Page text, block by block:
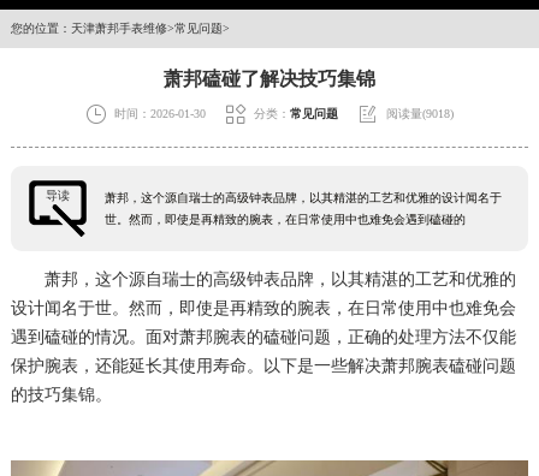
天津市和平区赤峰道136号天津国际金融中心写字楼26层2603室（需提前预约）
节假日正常营业！
您的位置： 天津萧邦手表维修>常见问题>
萧邦磕碰了解决技巧集锦
 时间：2026-01-30  分类： 常见问题  阅读量(9018)
导读
萧邦，这个源自瑞士的高级钟表品牌，以其精湛的工艺和优雅的设计闻名于
世。然而，即使是再精致的腕表，在日常使用中也难免会遇到磕碰的
萧邦，这个源自瑞士的高级钟表品牌，以其精湛的工艺和优雅的
设计闻名于世。然而，即使是再精致的腕表，在日常使用中也难免会
遇到磕碰的情况。面对萧邦腕表的磕碰问题，正确的处理方法不仅能
保护腕表，还能延长其使用寿命。以下是一些解决萧邦腕表磕碰问题
的技巧集锦。